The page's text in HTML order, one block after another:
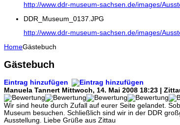
http://www.ddr-museum-sachsen.de/images/
DDR_Museum_0137.JPG
http://www.ddr-museum-sachsen.de/images/
HomeGästebuch
Gästebuch
Eintrag hinzufügen
Manuela Tannert Mittwoch, 14. Mai 2008 18:23 |
Wir sind heute durch Zufall auf eurer Seite gelandet.
Museum besuchen. Schließlich sind wir in der DDR
Ausstellung. Liebe Grüße aus Zittau